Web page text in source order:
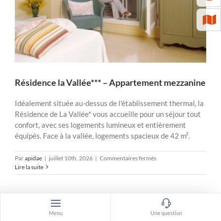
Résidence la Vallée*** – Appartement mezzanine
Idéalement située au-dessus de l'établissement thermal, la
Résidence de La Vallée* vous accueille pour un séjour tout
confort, avec ses logements lumineux et entièrement
équipés. Face à la vallée, logements spacieux de 42 m².
Parapidae | juillet 10th, 2026 | Commentaires ferméssur
la
–
Appartement
mezzanine
Lire la suite
Menu Une question